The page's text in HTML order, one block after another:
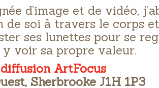
d’image et de vidéo,
de soi à travers le corps
ses lunettes pour se
voir sa propre valeur.
ArtFocus
Sherbrooke J1H 1P3